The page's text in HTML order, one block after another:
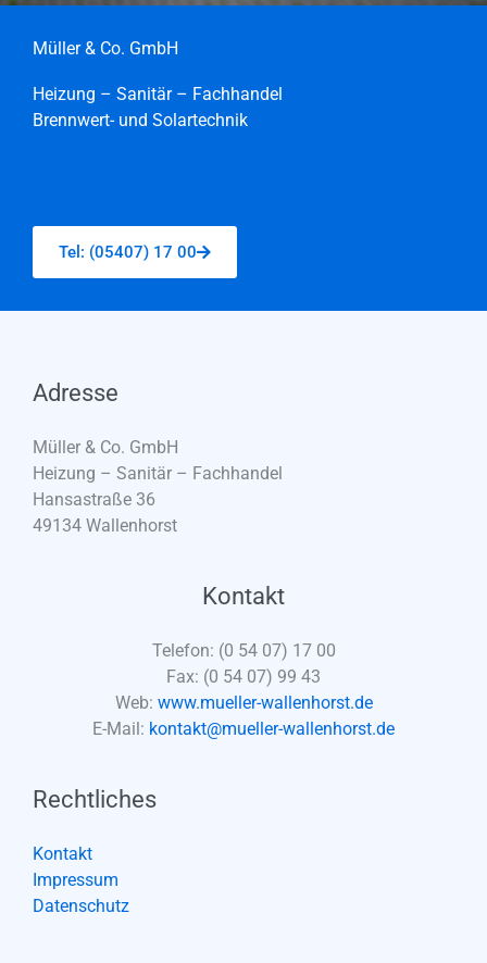
Müller & Co. GmbH
Heizung – Sanitär – Fachhandel
Brennwert- und Solartechnik
Tel: (05407) 17 00
Adresse
Müller & Co. GmbH
Heizung – Sanitär – Fachhandel
Hansastraße 36
49134 Wallenhorst
Kontakt
Telefon: (0 54 07) 17 00
Fax: (0 54 07) 99 43
Web: www.mueller-wallenhorst.de
E-Mail: kontakt@mueller-wallenhorst.de
Rechtliches
Kontakt
Impressum
Datenschutz